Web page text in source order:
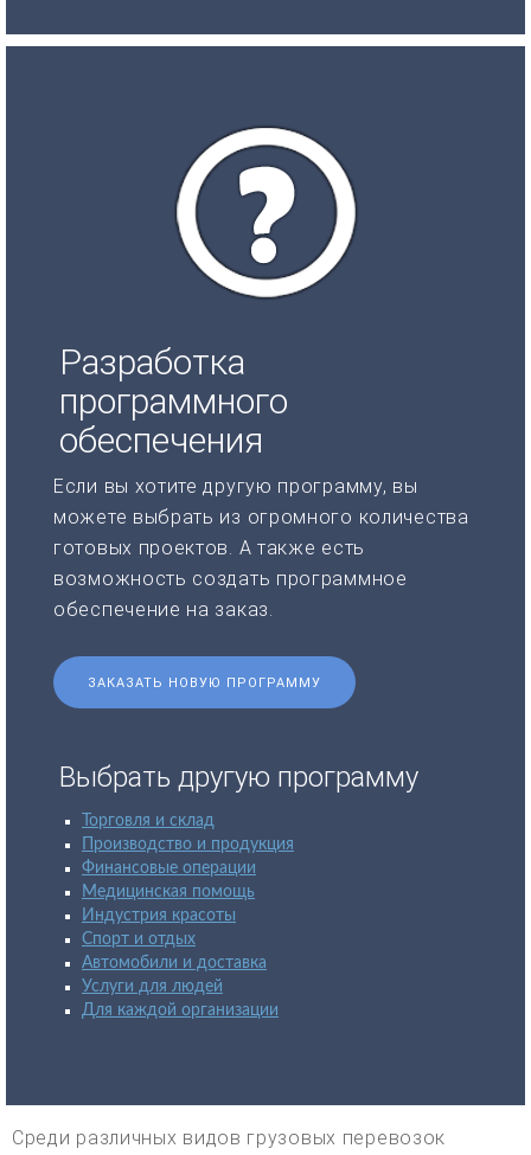
Разработка
программного
обеспечения
Если вы хотите другую программу, вы
можете выбрать из огромного количества
готовых проектов. А также есть
возможность создать программное
обеспечение на заказ.
ЗАКАЗАТЬ НОВУЮ ПРОГРАММУ
Выбрать другую программу
Торговля и склад
Производство и продукция
Финансовые операции
Медицинская помощь
Индустрия красоты
Спорт и отдых
Автомобили и доставка
Услуги для людей
Для каждой организации
Среди различных видов грузовых перевозок